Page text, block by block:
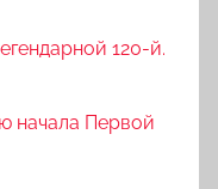
120-й.
начала Первой